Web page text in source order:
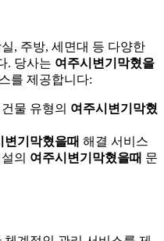
, 주방, 세면대 등 다양한
. 당사는 여주시변기막혔을
를 제공합니다:
물 유형의 여주시변기막혔
변기막혔을때 해결 서비스
의 여주시변기막혔을때 문